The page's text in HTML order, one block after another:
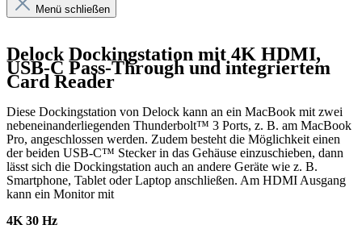
Menü schließen
Delock Dockingstation mit 4K HDMI,
USB-C Pass-Through und integriertem
Card Reader
Diese Dockingstation von Delock kann an ein MacBook mit zwei
nebeneinanderliegenden Thunderbolt™ 3 Ports, z. B. am MacBook
Pro, angeschlossen werden. Zudem besteht die Möglichkeit einen
der beiden USB-C™ Stecker in das Gehäuse einzuschieben, dann
lässt sich die Dockingstation auch an andere Geräte wie z. B.
Smartphone, Tablet oder Laptop anschließen. Am HDMI Ausgang
kann ein Monitor mit
4K 30 Hz